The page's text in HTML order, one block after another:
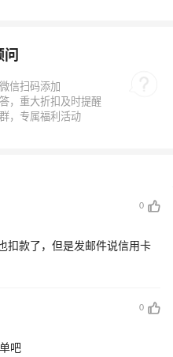
问
0
扣款了，但是发邮件说信用卡
0
吧